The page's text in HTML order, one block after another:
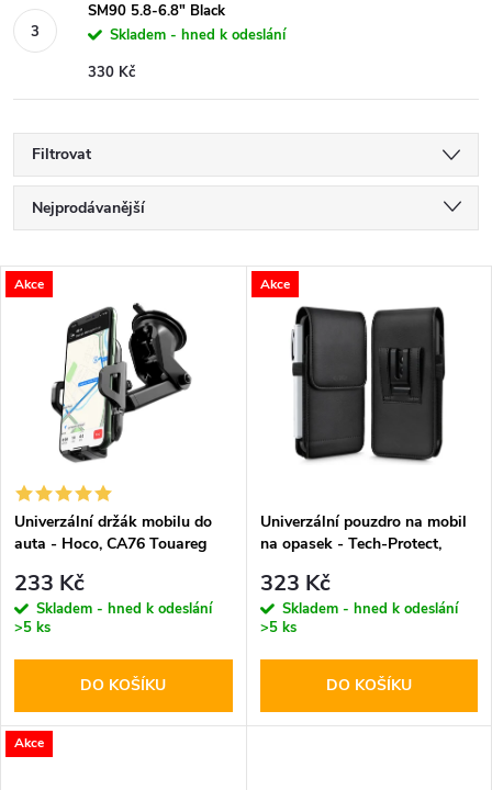
SM90 5.8-6.8" Black
Skladem - hned k odeslání
330 Kč
Filtrovat
Ř
a
í
p
r
o
d
u
Nejprodávanější
Nejdražší
Abecedně
V
s
p
r
o
d
Akce
Univerzální držák mobilu do
auta - Hoco, CA76 Touareg
233 Kč
Skladem - hned k odeslání
>5 ks
DO KOŠÍKU
Akce
Univerzální pouzdro na mobil
na opasek - Tech-Protect,
323 Kč
Skladem - hned k odeslání
>5 ks
DO KOŠÍKU
Akce